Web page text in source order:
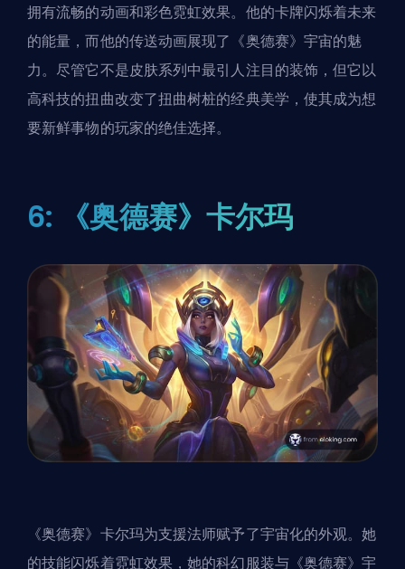
拥有流畅的动画和彩色霓虹效果。他的卡牌闪烁着未来
的能量，而他的传送动画展现了《奥德赛》宇宙的魅
力。尽管它不是皮肤系列中最引人注目的装饰，但它以
高科技的扭曲改变了扭曲树桩的经典美学，使其成为想
要新鲜事物的玩家的绝佳选择。
6: 《奥德赛》卡尔玛
《奥德赛》卡尔玛为支援法师赋予了宇宙化的外观。她
的技能闪烁着霓虹效果，她的科幻服装与《奥德赛》宇